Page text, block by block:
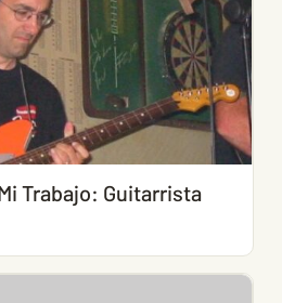
Trabajo: Guitarrista